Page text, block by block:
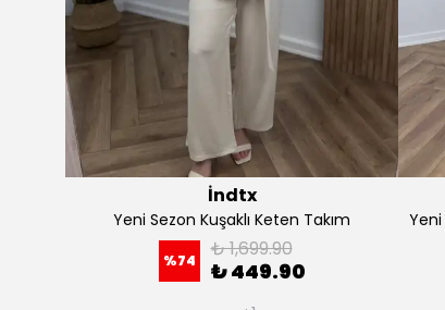
İndtx
Yeni Sezon Premium Keten Yelekli Takım
%73 ₺ 1,499.90
₺ 399.90